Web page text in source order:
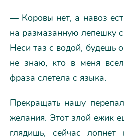
— Коровы нет, а навоз
на размазанную лепешку
Неси таз с водой, будешь
не знаю, кто в меня
фраза слетела с языка.
Прекращать нашу
желания. Этот злой ежик
глядишь, сейчас